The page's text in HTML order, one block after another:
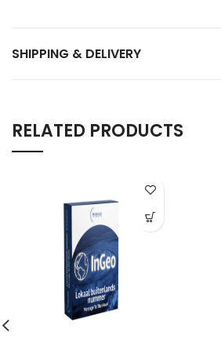
SHIPPING & DELIVERY
RELATED PRODUCTS